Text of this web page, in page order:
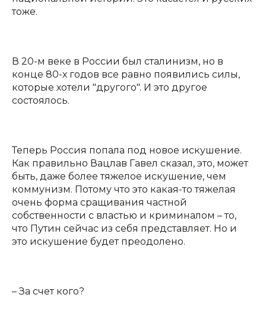
тоже.
В 20-м веке в России был сталинизм, но в
конце 80-х годов все равно появились силы,
которые хотели "другого". И это другое
состоялось.
Теперь Россия попала под новое искушение.
Как правильно Вацлав Гавел сказал, это, может
быть, даже более тяжелое искушение, чем
коммунизм. Потому что это какая-то тяжелая
очень форма сращивания частной
собственности с властью и криминалом – то,
что Путин сейчас из себя представляет. Но и
это искушение будет преодолено.
– За счет кого?